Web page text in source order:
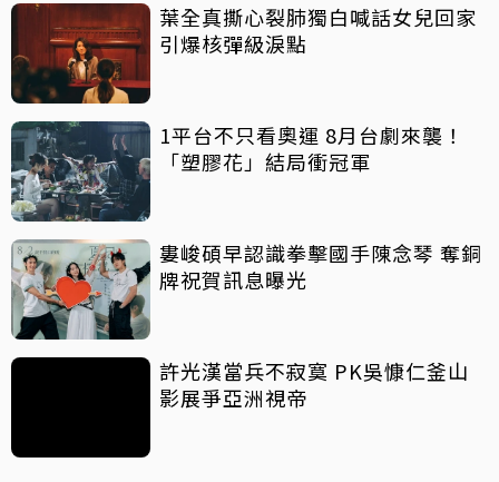
葉全真撕心裂肺獨白喊話女兒回家
引爆核彈級淚點
1平台不只看奧運 8月台劇來襲！
「塑膠花」結局衝冠軍
婁峻碩早認識拳擊國手陳念琴 奪銅
牌祝賀訊息曝光
許光漢當兵不寂寞 PK吳慷仁釜山
影展爭亞洲視帝